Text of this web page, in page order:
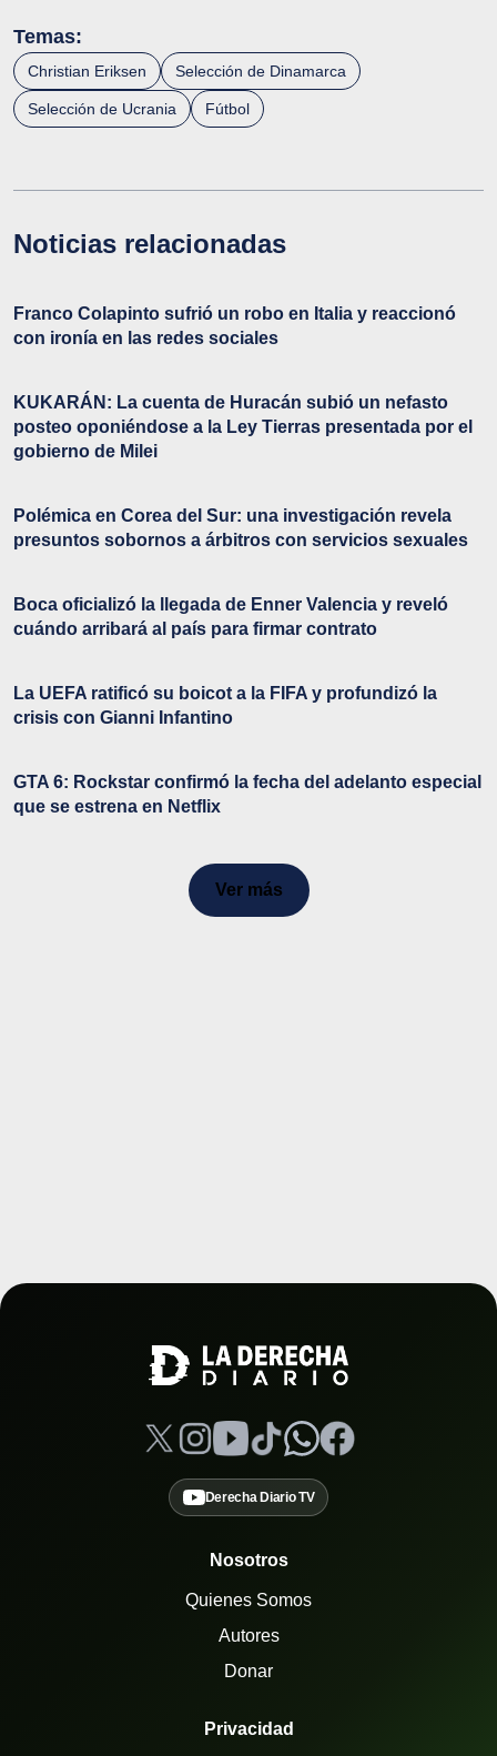
Temas:
Christian Eriksen Selección de Dinamarca
Selección de Ucrania Fútbol
Noticias relacionadas
Franco Colapinto sufrió un robo en Italia y reaccionó
con ironía en las redes sociales
KUKARÁN: La cuenta de Huracán subió un nefasto
posteo oponiéndose a la Ley Tierras presentada por el
gobierno de Milei
Polémica en Corea del Sur: una investigación revela
presuntos sobornos a árbitros con servicios sexuales
Boca oficializó la llegada de Enner Valencia y reveló
cuándo arribará al país para firmar contrato
La UEFA ratificó su boicot a la FIFA y profundizó la
crisis con Gianni Infantino
GTA 6: Rockstar confirmó la fecha del adelanto especial
que se estrena en Netflix
Ver más
Derecha Diario TV
Nosotros
Quienes Somos
Autores
Donar
Privacidad